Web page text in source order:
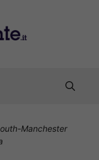
Manchester